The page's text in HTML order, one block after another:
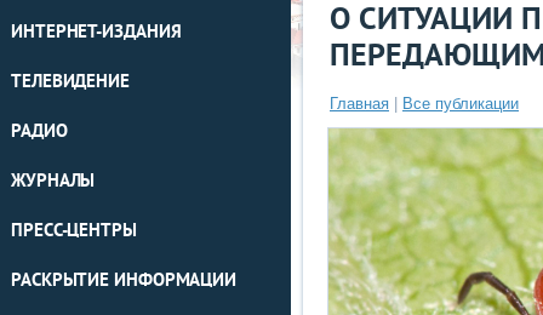
ИНТЕРНЕТ-ИЗДАНИЯ
ТЕЛЕВИДЕНИЕ
РАДИО
ЖУРНАЛЫ
ПРЕСС-ЦЕНТРЫ
РАСКРЫТИЕ ИНФОРМАЦИИ
О СИТУАЦИИ
Главная Все публикации